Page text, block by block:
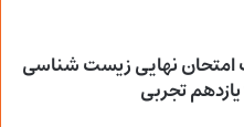
امتحان نهایی زیست شناسی